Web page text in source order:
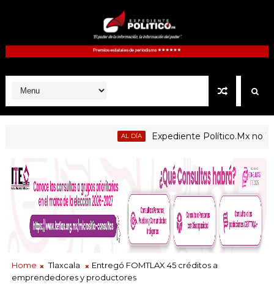
Expediente Político.Mx no 1126
Home Tlaxcala
Entregó FOMTLAX 45 créditos a
emprendedores y productores